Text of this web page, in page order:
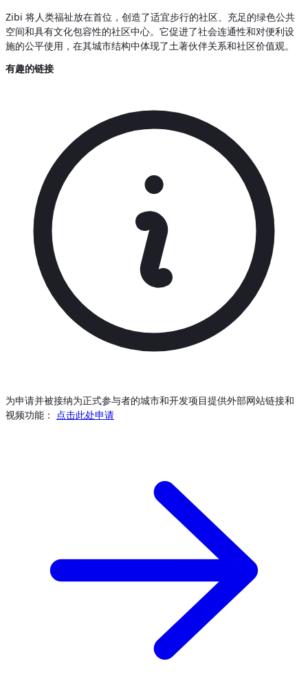
Zibi 将人类福祉放在首位，创造了适宜步行的社区、充足的绿色公共
空间和具有文化包容性的社区中心。它促进了社会连通性和对便利设
施的公平使用，在其城市结构中体现了土著伙伴关系和社区价值观。
有趣的链接
为申请并被接纳为正式参与者的城市和开发项目提供外部网站链接和
视频功能：
点击此处申请